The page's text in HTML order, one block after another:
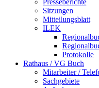
Presseberichte
Sitzungen
Mitteilungsblatt
ILEK
Protokolle
Rathaus / VG Buch
Mitarbeiter /
Sachgebiete